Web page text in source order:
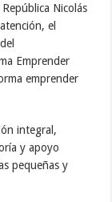
Nicolás
el
Emprender
emprender
integral,
y apoyo
pequeñas y